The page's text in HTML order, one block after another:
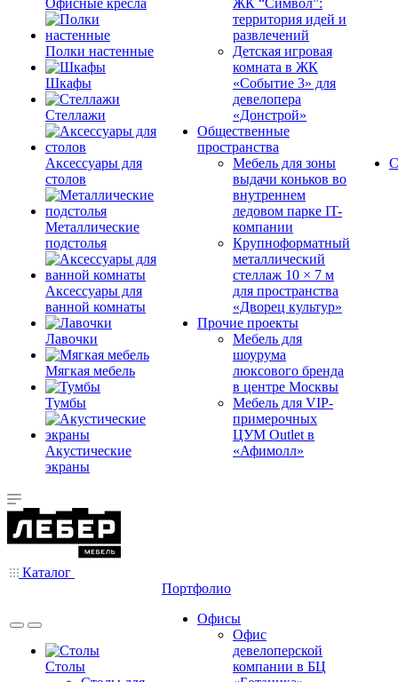
Офисные кресла
Полки настенные
Шкафы
Стеллажи
Аксессуары для
столов
Металлические
подстолья
Аксессуары для
ванной комнаты
Лавочки
Мягкая мебель
Тумбы
Акустические
экраны
ЖК “Символ”:
территория идей и
развлечений
Детская игровая
комната в ЖК
«Событие 3» для
девелопера
«Донстрой»
Общественные
пространства
Мебель для зоны
выдачи коньков во
внутреннем
ледовом парке IT-
компании
Крупноформатный
металлический
стеллаж 10 × 7 м
для пространства
«Дворец культур»
Прочие проекты
Мебель для
шоурума
люксового бренда
в центре Москвы
Мебель для VIP-
примерочных
ЦУМ Outlet в
«Афимолл»
Каталог
Столы
Портфолио
Офисы
Офис
девелоперской
компании в БЦ